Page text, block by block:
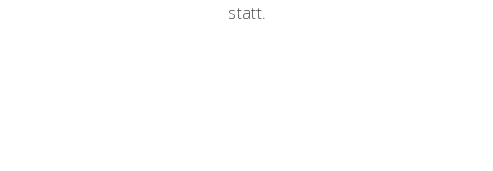
statt.